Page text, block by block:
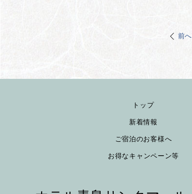
前へ
トップ
新着情報
ご宿泊のお客様へ
お得なキャンペーン等